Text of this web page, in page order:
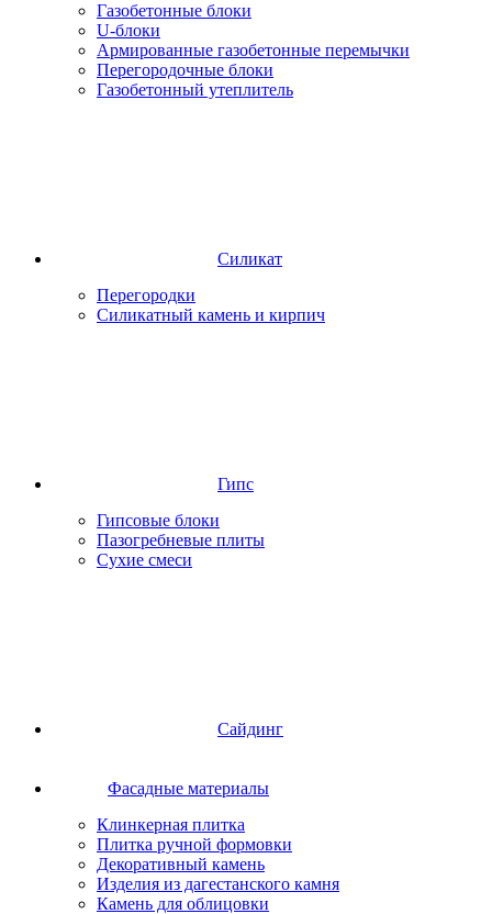
Газобетонные блоки
U-блоки
Армированные газобетонные перемычки
Перегородочные блоки
Газобетонный утеплитель
Силикат
Перегородки
Силикатный камень и кирпич
Гипс
Гипсовые блоки
Пазогребневые плиты
Сухие смеси
Сайдинг
Фасадные материалы
Клинкерная плитка
Плитка ручной формовки
Декоративный камень
Изделия из дагестанского камня
Камень для облицовки